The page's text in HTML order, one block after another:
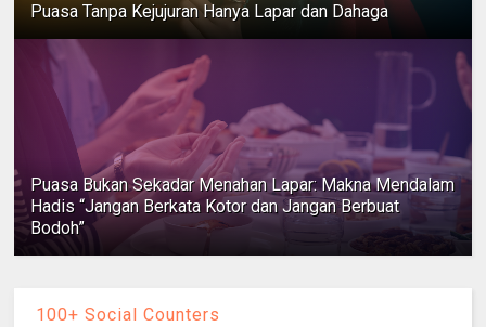
Puasa Tanpa Kejujuran Hanya Lapar dan Dahaga
Puasa Bukan Sekadar Menahan Lapar: Makna Mendalam
Hadis “Jangan Berkata Kotor dan Jangan Berbuat
Bodoh”
100+ Social Counters